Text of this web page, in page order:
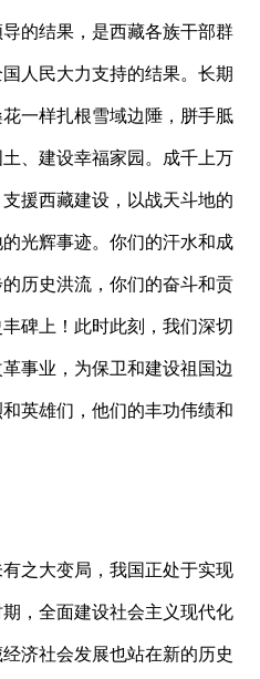
的结果，是西藏各族干部群
人民大力支持的结果。长期
一样扎根雪域边陲，胼手胝
、建设幸福家园。成千上万
援西藏建设，以战天斗地的
光辉事迹。你们的汗水和成
历史洪流，你们的奋斗和贡
碑上！此时此刻，我们深切
事业，为保卫和建设祖国边
英雄们，他们的丰功伟绩和
大变局，我国正处于实现
，全面建设社会主义现代化
济社会发展也站在新的历史